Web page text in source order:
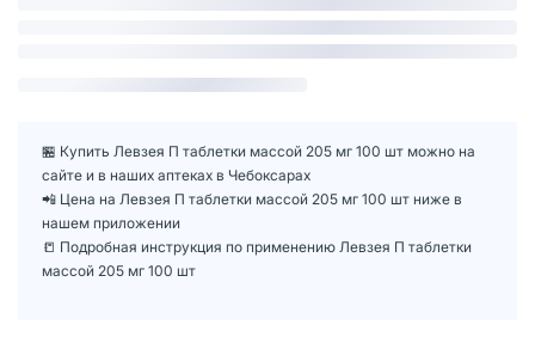
🏪 Купить Левзея П таблетки массой 205 мг 100 шт можно на
сайте и в наших аптеках в Чебоксарах
📲 Цена на Левзея П таблетки массой 205 мг 100 шт ниже в
нашем приложении
📒 Подробная инструкция по применению Левзея П таблетки
массой 205 мг 100 шт